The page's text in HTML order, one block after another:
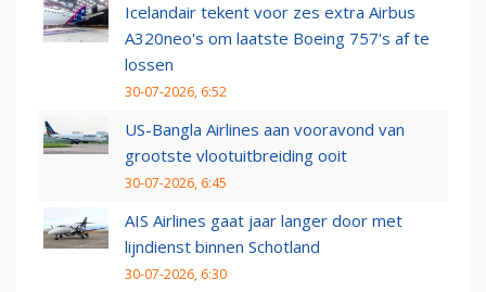
Icelandair tekent voor zes extra Airbus
A320neo's om laatste Boeing 757's af te
lossen
30-07-2026, 6:52
US-Bangla Airlines aan vooravond van
grootste vlootuitbreiding ooit
30-07-2026, 6:45
AIS Airlines gaat jaar langer door met
lijndienst binnen Schotland
30-07-2026, 6:30